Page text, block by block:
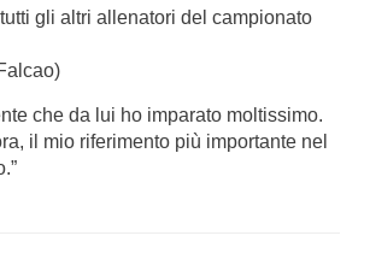
gli altri allenatori del campionato
che da lui ho imparato moltissimo.
il mio riferimento più importante nel